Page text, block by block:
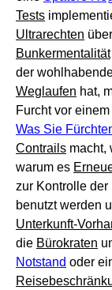
Tests
Ultrarechten
Bunkermentalität
der
Weglaufen hat,
Furcht vor einem
Was Sie
Contrails macht,
warum es
zur Kontrolle der
benutzt werden
Unterkunft-
die Bürokraten
Notstand oder